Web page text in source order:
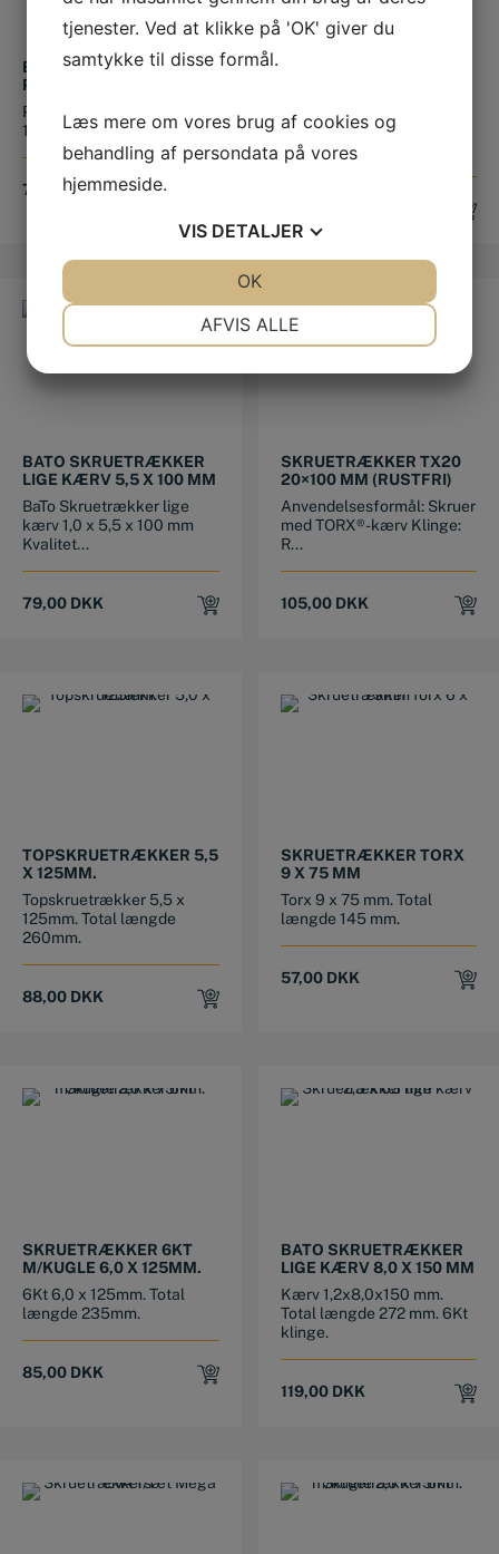
BATO SKRUETRÆKKER
PH1 X 75 MM
PH1 x 75 mm. Total længde
175 mm.
79,00DKK
BaTo Skruetrækker PH2 x
100 mm Kvalitets
skruetrækker f...
BATO SKRUETRÆKKER
LIGE KÆRV 5,5 X 100 MM
BaTo Skruetrækker lige
kærv 1,0 x 5,5 x 100 mm
Kvalitet...
79,00 DKK
SKRUETRÆKKER TX20
20×100 MM (RUSTFRI)
Anvendelsesformål: Skruer
med TORX®-kærv Klinge:
R...
105,00 DKK
TOPSKRUETRÆKKER 5,5
X 125MM.
Topskruetrækker 5,5 x
125mm. Total længde
260mm.
88,00 DKK
SKRUETRÆKKER TORX
9 X 75 MM
Torx 9 x 75 mm. Total
længde 145 mm.
57,00 DKK
SKRUETRÆKKER 6KT
M/KUGLE 6,0 X 125MM.
6Kt 6,0 x 125mm. Total
længde 235mm.
85,00 DKK
BATO SKRUETRÆKKER
LIGE KÆRV 8,0 X 150 MM
Kærv 1,2x8,0x150 mm.
Total længde 272 mm. 6Kt
klinge.
119,00 DKK
tjenester. Ved at klikke på 'OK' giver du
samtykke til disse formål.
Læs mere om vores brug af cookies og
behandling af persondata på vores
hjemmeside.
VIS DETALJER
AFVIS ALLE
OK